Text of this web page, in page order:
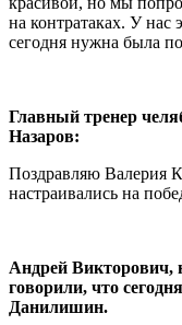
на контратаках. У
сегодня нужна была
Главный тренер
Назаров:
Поздравляю Валерия
настраивались на
Андрей Викторович,
говорили, что
Данилишин.